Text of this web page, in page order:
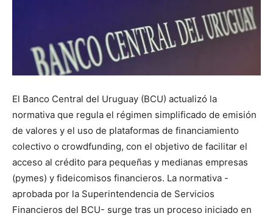
El Banco Central del Uruguay (BCU) actualizó la
normativa que regula el régimen simplificado de emisión
de valores y el uso de plataformas de financiamiento
colectivo o crowdfunding, con el objetivo de facilitar el
acceso al crédito para pequeñas y medianas empresas
(pymes) y fideicomisos financieros. La normativa -
aprobada por la Superintendencia de Servicios
Financieros del BCU- surge tras un proceso iniciado en